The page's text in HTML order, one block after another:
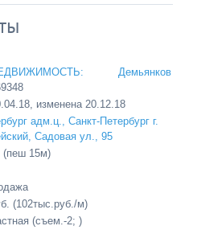
Демьянков
изменена 20.12.18
адм.ц., Санкт-Петербург г.
Садовая ул., 95
(пеш 15м)
(102тыс.руб./м)
(съем.-2; )